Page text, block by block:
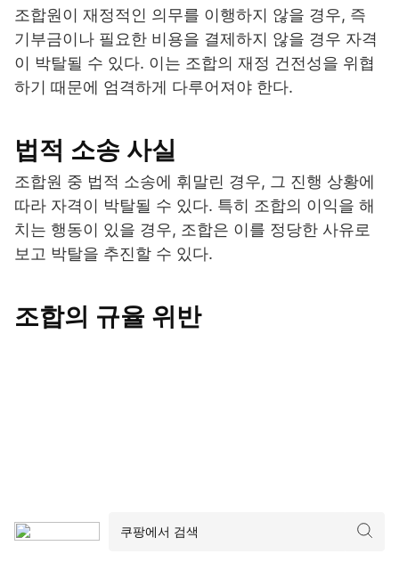
조합원이 재정적인 의무를 이행하지 않을 경우, 즉
기부금이나 필요한 비용을 결제하지 않을 경우 자격
이 박탈될 수 있다. 이는 조합의 재정 건전성을 위협
하기 때문에 엄격하게 다루어져야 한다.
법적 소송 사실
조합원 중 법적 소송에 휘말린 경우, 그 진행 상황에
따라 자격이 박탈될 수 있다. 특히 조합의 이익을 해
치는 행동이 있을 경우, 조합은 이를 정당한 사유로
보고 박탈을 추진할 수 있다.
조합의 규율 위반